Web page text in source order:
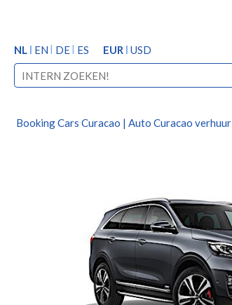
NL EN DE ES EUR USD
Booking Cars Curacao | Auto Curacao verhuur